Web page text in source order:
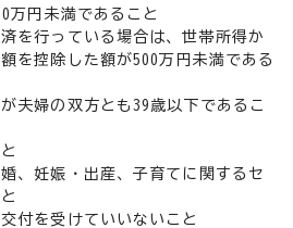
万円未満であること
を行っている場合は、世帯所得か
を控除した額が500万円未満である
夫婦の双方とも39歳以下であるこ
、妊娠・出産、子育てに関するセ
付を受けていいないこと